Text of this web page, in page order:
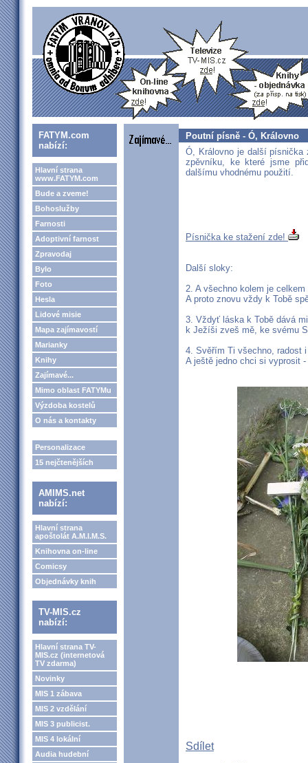
FATYM.com
nabízí:
Hlavní strana
www.FATYM.com
Bude a zveme!
Bohoslužby
Farnosti
Adoptivní farnost
Zpravodaj
Bylo
Foto
Hesla
Lidové misie
Mapa zajímavostí
Marianky
Knihy
Zajímavé...
Mimo oblast FATYMu
Výzdoba kostelů
O nás a kontakty
Personalizace
15 nejčtenějších
AMIMS.net
nabízí:
Hlavní strana
apoštolát A.M.I.M.S.
Knihovna on-line
Comicsy
Objednávky knih
TV-MIS.cz
nabízí:
Hlavní strana TV-
MIS.cz (internetová
TV zdarma)
Novinky
MIS 1 zábava
MIS 2 vzdělání
MIS 3 publicist.
MIS 4 lokální
Audia hudební
Poutní písně - Ó, Královno
Ó, Královno je další písnička
zpěvníku, ke které jsme
dalšímu vhodnému použití.
Písnička ke stažení zde!
Další sloky:
2. A všechno kolem je
A proto znovu vždy k Tobě
3. Vždyť láska k Tobě dává
k Ježíši zveš mě, ke svému
4. Svěřím Ti všechno, radost
A ještě jedno chci si vyprosit
Sdílet